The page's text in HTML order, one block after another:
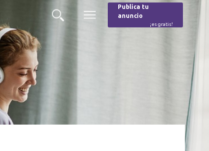
Buscar
Menú
Publica tu
anuncio
¡es gratis!